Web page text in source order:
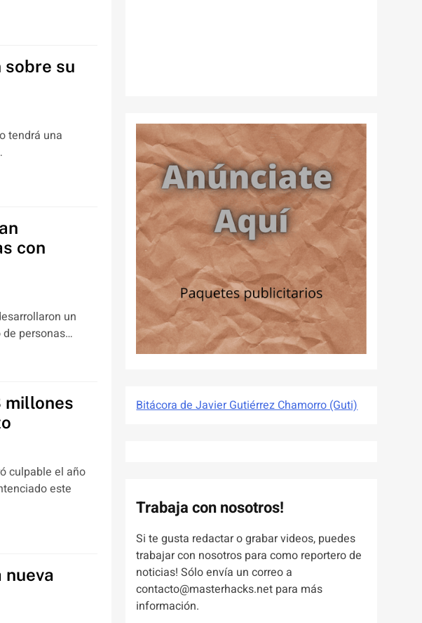
sobre su
tendrá una
con
un
personas…
millones
culpable el año
este
Bitácora de Javier Gutiérrez Chamorro (Guti)
Trabaja con nosotros!
Si te gusta redactar o grabar videos, puedes
trabajar con nosotros para como reportero de
noticias! Sólo envía un correo a
contacto@masterhacks.net para más
información.